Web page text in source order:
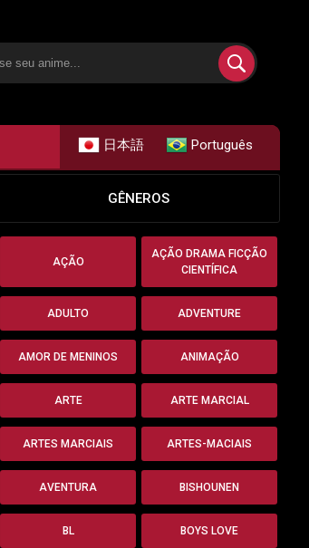
日本語 Português
GÊNEROS
AÇÃO
AÇÃO DRAMA FICÇÃO
CIENTÍFICA
ADULTO ADVENTURE
AMOR DE MENINOS ANIMAÇÃO
ARTE ARTE MARCIAL
ARTES MARCIAIS ARTES-MACIAIS
AVENTURA BISHOUNEN
BL BOYS LOVE